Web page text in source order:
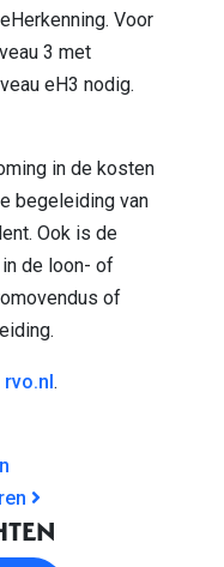
Voor
3 met
eH3 nodig.
in de kosten
begeleiding van
Ook is de
de loon- of
of
rvo.nl.